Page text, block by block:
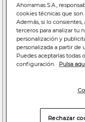
Price
0,79€to
0,65€
2,39€ 1,97€/litro
Cerveza sin alcohol
limón Amstel Radler
lata 33cl
Añadir a la cesta
Ahorramas S.A.,
cookies técnicas que son
Además, si lo
terceros para analizar tu
personalización y
personalizada a partir de
Puedes aceptarlas todas
configuración.
Pulsa
Rechazar